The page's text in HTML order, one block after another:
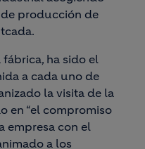
producción de
ha sido el
a cada uno de
la visita de la
en “el compromiso
empresa con el
a los